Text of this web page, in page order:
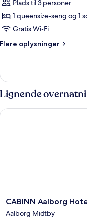
af
Superior-
lejlighed
Plads til 3 personer
1 queensize-seng og 1
Gratis Wi-Fi
Flere oplysninger
Flere
lejlighed
Lignende
CABINN
Aalborg
Hotel
CABINN Aalborg
Aalborg Midtby
CABINN Aalborg Hotel